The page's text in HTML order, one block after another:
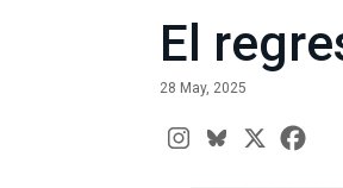
El
28 May, 2025